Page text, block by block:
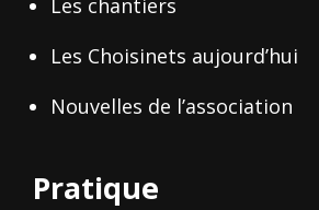
Les chantiers
Les Choisinets aujourd’hui
Nouvelles de l’association
Pratique